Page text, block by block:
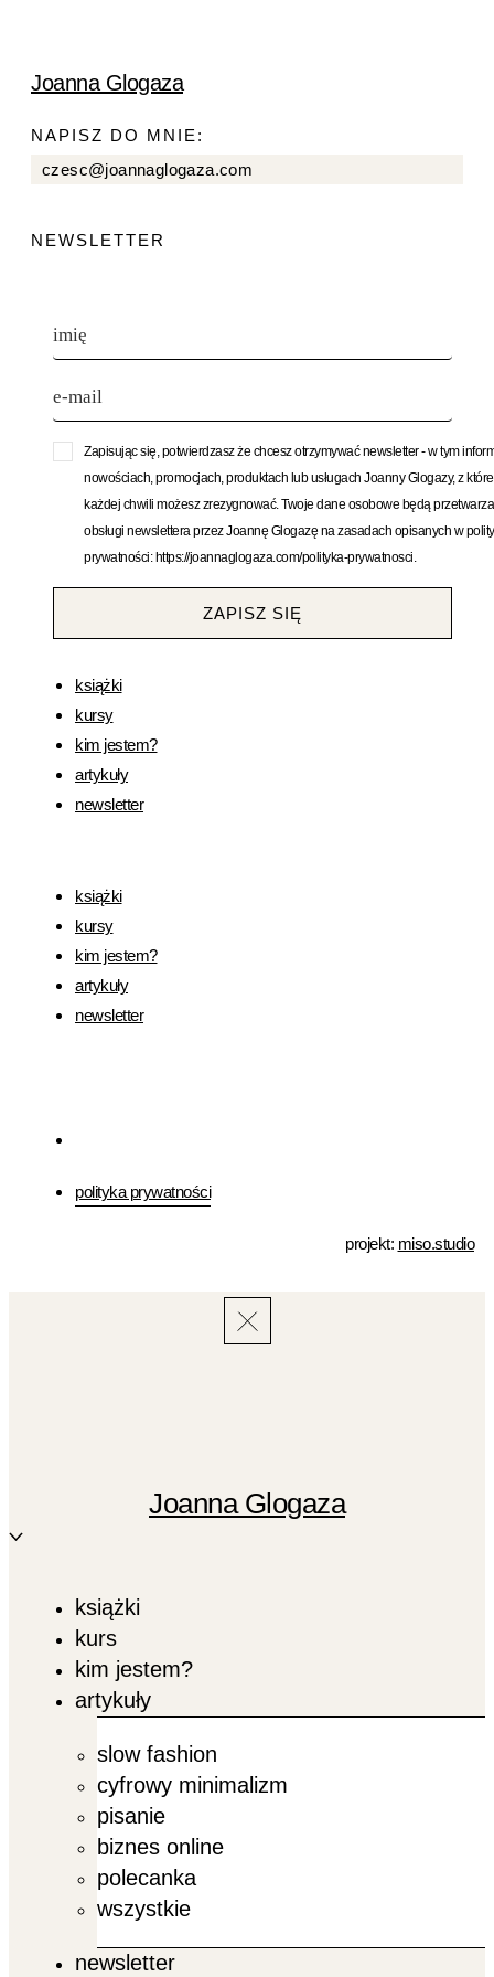
Joanna Glogaza
NAPISZ DO MNIE:
czesc@joannaglogaza.com
NEWSLETTER
Zapisując się, potwierdzasz że chcesz otrzymywać newsletter - w tym
nowościach, promocjach, produktach lub usługach Joanny Glogazy, z
każdej chwili możesz zrezygnować. Twoje dane osobowe będą
obsługi newslettera przez Joannę Glogazę na zasadach opisanych w
prywatności: https://joannaglogaza.com/polityka-prywatnosci.
ZAPISZ SIĘ
książki
kursy
kim jestem?
artykuły
newsletter
książki
kursy
kim jestem?
artykuły
newsletter
polityka prywatności
projekt: miso.studio
Joanna Glogaza
książki
kurs
kim jestem?
artykuły
slow fashion
cyfrowy minimalizm
pisanie
biznes online
polecanka
wszystkie
newsletter